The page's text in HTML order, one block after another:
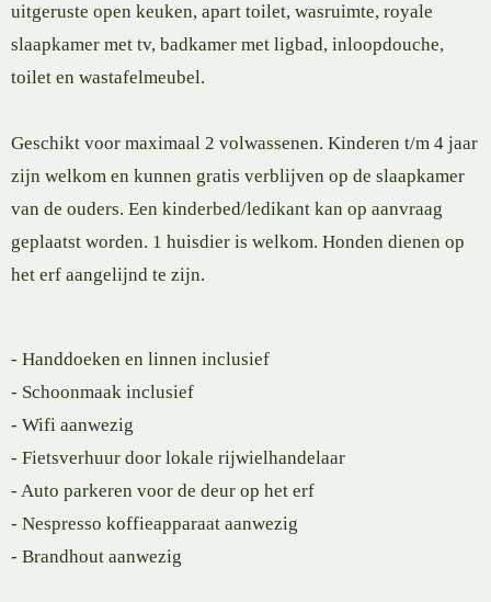
uitgeruste open keuken, apart toilet, wasruimte, royale
slaapkamer met tv, badkamer met ligbad, inloopdouche,
toilet en wastafelmeubel.
Geschikt voor maximaal 2 volwassenen. Kinderen t/m 4 jaar
zijn welkom en kunnen gratis verblijven op de slaapkamer
van de ouders. Een kinderbed/ledikant kan op aanvraag
geplaatst worden. 1 huisdier is welkom. Honden dienen op
het erf aangelijnd te zijn.
- Handdoeken en linnen inclusief
- Schoonmaak inclusief
- Wifi aanwezig
- Fietsverhuur door lokale rijwielhandelaar
- Auto parkeren voor de deur op het erf
- Nespresso koffieapparaat aanwezig
- Brandhout aanwezig